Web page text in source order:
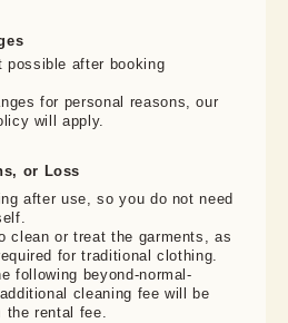
possible after booking
for personal reasons, our
will apply.
or Loss
after use, so you do not need
clean or treat the garments, as
for traditional clothing.
following beyond-normal-
cleaning fee will be
the rental fee.